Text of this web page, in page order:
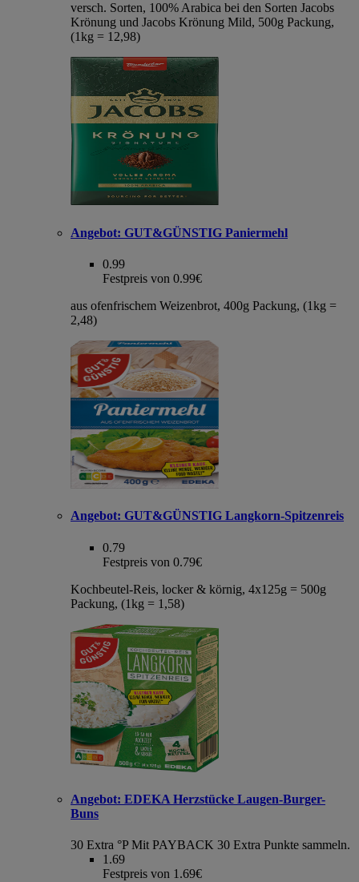
versch. Sorten, 100% Arabica bei den Sorten Jacobs
Krönung und Jacobs Krönung Mild, 500g Packung,
(1kg = 12,98)
Angebot: GUT&GÜNSTIG Paniermehl
0.99
Festpreis von 0.99€
aus ofenfrischem Weizenbrot, 400g Packung, (1kg =
2,48)
Angebot: GUT&GÜNSTIG Langkorn-Spitzenreis
0.79
Festpreis von 0.79€
Kochbeutel-Reis, locker & körnig, 4x125g = 500g
Packung, (1kg = 1,58)
Angebot: EDEKA Herzstücke Laugen-Burger-
Buns
30 Extra °P Mit PAYBACK 30 Extra Punkte sammeln.
1.69
Festpreis von 1.69€